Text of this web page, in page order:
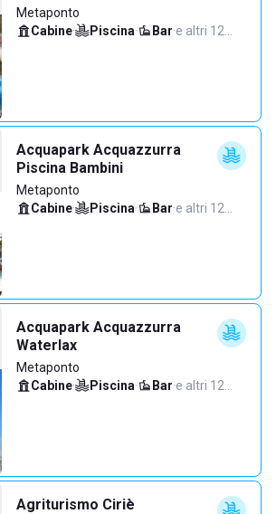
Metaponto
Cabine· Piscina· Bar·e altri 12…
Acquapark Acquazzurra
Piscina Bambini
Metaponto
Cabine· Piscina· Bar·e altri 12…
Acquapark Acquazzurra
Waterlax
Metaponto
Cabine· Piscina· Bar·e altri 12…
Agriturismo Ciriè